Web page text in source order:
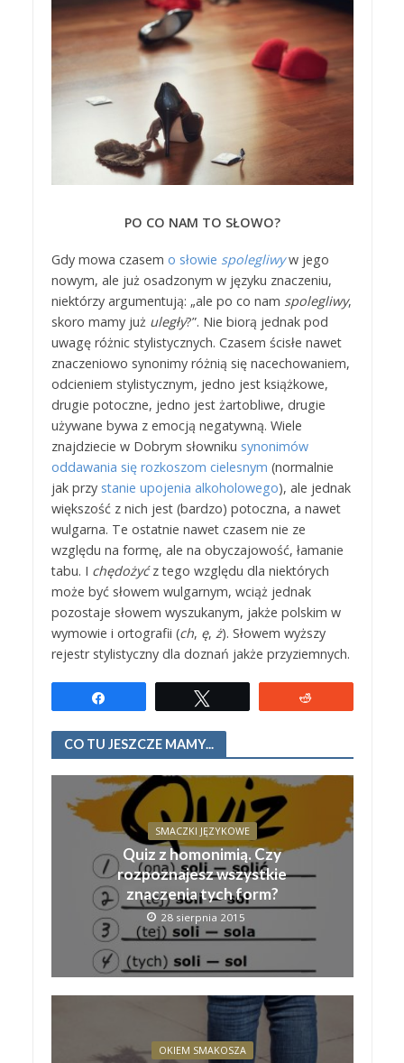
PO CO NAM TO SŁOWO?
Gdy mowa czasem o słowie spolegliwyw jego
nowym, ale już osadzonym w języku znaczeniu,
niektórzy argumentują: „ale po co nam spolegliwy,
skoro mamy już uległy?”. Nie biorą jednak pod
uwagę różnic stylistycznych. Czasem ścisłe nawet
znaczeniowo synonimy różnią się nacechowaniem,
odcieniem stylistycznym, jedno jest książkowe,
drugie potoczne, jedno jest żartobliwe, drugie
używane bywa z emocją negatywną. Wiele
znajdziecie w Dobrym słowniku synonimów
oddawania się rozkoszom cielesnym (normalnie
jak przy stanie upojenia alkoholowego), ale jednak
większość z nich jest (bardzo) potoczna, a nawet
wulgarna. Te ostatnie nawet czasem nie ze
względu na formę, ale na obyczajowość, łamanie
tabu. I chędożyćz tego względu dla niektórych
może być słowem wulgarnym, wciąż jednak
pozostaje słowem wyszukanym, jakże polskim w
wymowie i ortografii (ch, ę, ż). Słowem wyższy
rejestr stylistyczny dla doznań jakże przyziemnych.
CO TU JESZCZE MAMY...
SMACZKI JĘZYKOWE
Quiz z homonimią. Czy
rozpoznajesz wszystkie
znaczenia tych form?
28 sierpnia 2015
OKIEM SMAKOSZA